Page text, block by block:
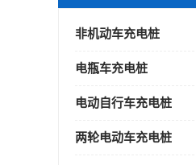
非机动车充电桩
电瓶车充电桩
电动自行车充电桩
两轮电动车充电桩